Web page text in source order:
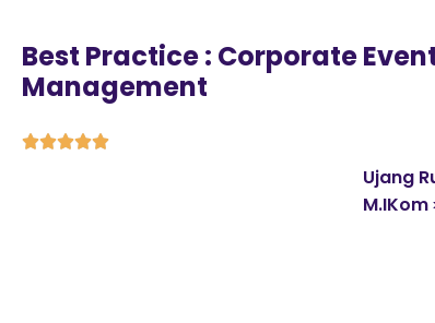
Best Practice : Corporate
Management

Ujang
M.IKom